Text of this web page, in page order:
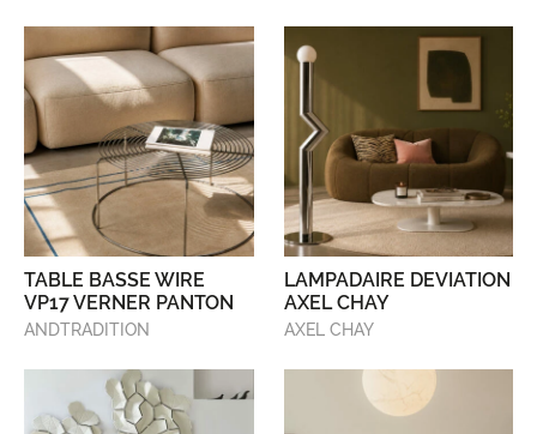
TABLE BASSE WIRE
VP17 VERNER PANTON
ANDTRADITION
LAMPADAIRE DEVIATION
AXEL CHAY
AXEL CHAY